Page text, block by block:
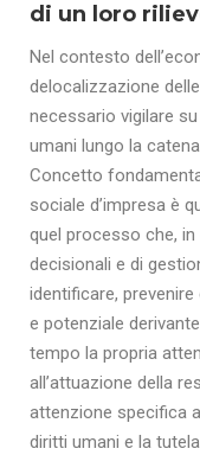
di un loro
Nel contesto
delocalizzazione
necessario vigilare
umani lungo la
Concetto
sociale d’impresa è
quel processo che,
decisionali e di
identificare,
e potenziale
tempo la propria
all’attuazione della
attenzione specifica
diritti umani e la